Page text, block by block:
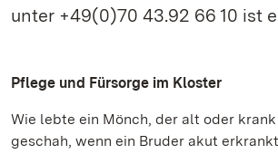
unter +49(0)70 43.92 66 10 ist
Pflege und Fürsorge im Kloster
Wie lebte ein Mönch, der alt oder
geschah, wenn ein Bruder akut